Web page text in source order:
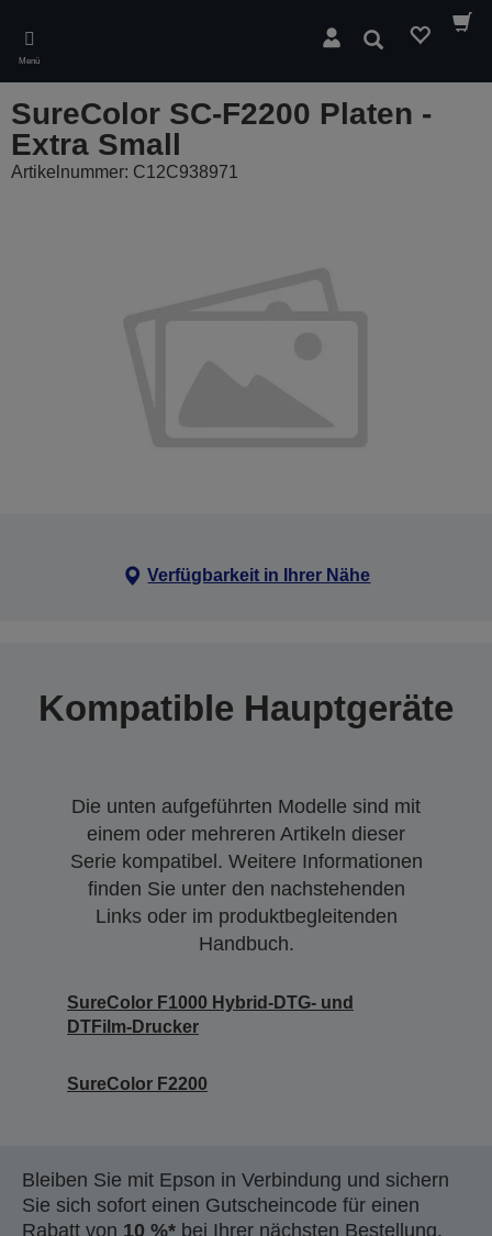
main
content
Menü
Suchen
SureColor SC-F2200 Platen -
Extra Small
Artikelnummer: C12C938971
Verfügbarkeit in Ihrer Nähe
Kompatible Hauptgeräte
Die unten aufgeführten Modelle sind mit
einem oder mehreren Artikeln dieser
Serie kompatibel. Weitere Informationen
finden Sie unter den nachstehenden
Links oder im produktbegleitenden
Handbuch.
SureColor F1000 Hybrid-DTG- und
DTFilm-Drucker
SureColor F2200
Bleiben Sie mit Epson in Verbindung und sichern
Sie sich sofort einen Gutscheincode für einen
Rabatt von 10 %* bei Ihrer nächsten Bestellung.